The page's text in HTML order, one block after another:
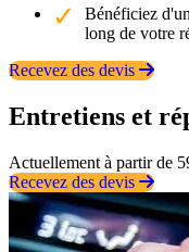
Bénéficiez d'un
long de votre
Recevez des devis
Entretiens et
Actuellement à partir de
Recevez des devis